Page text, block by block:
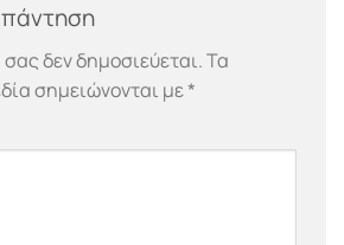
δεν δημοσιεύεται.Τα
σημειώνονται με*